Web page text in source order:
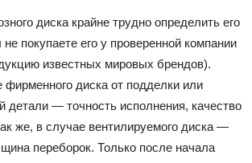
диска крайне трудно определить его
покупаете его у проверенной компании
известных мировых брендов).
фирменного диска от подделки или
детали — точность исполнения, качество
же, в случае вентилируемого диска —
переборок. Только после начала